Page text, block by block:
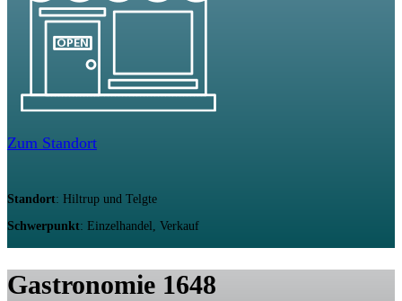
Zum Standort
Standort: Hiltrup und Telgte
Schwerpunkt: Einzelhandel, Verkauf
Gastronomie 1648